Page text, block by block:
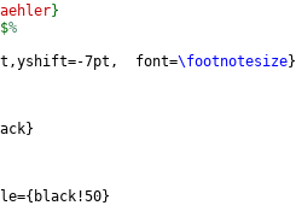
}
%
7pt,  font=\footnotesize}
}
{ black!50}